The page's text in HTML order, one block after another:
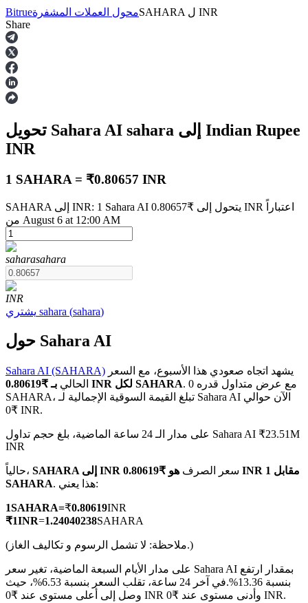
العقود الآجلة
العقود الآجلة USDT
العقود الآجلة لـ COIN-M
العقود الآجلة للعملات المشفرة
مشتقات الأسهم والعملات الأجنبية والمعادن الثمينة والسلع
Bitrueمحول العملات المشفرةSAHARA ل INR
Share
تحويل Sahara AI sahara
إلى Indian Rupee
INR
1 SAHARA = ₹0.80657 INR
SAHARA إلى INR: 1 Sahara AI يتحول إلى ₹0.80657 INR اعتباراً
من August 6 at 12:00 AM
saharasahara
INR
يشتري sahara (sahara)
حول Sahara AI
Sahara AI (SAHARA)
الحالي
بـ ₹0.80619 INR لكل SAHARA. مع عرض متداول قدره 0
SAHARA، تبلغ القيمة السوقية الإجمالية لـ Sahara AI الآن حوالي
₹0 INR.
على مدار الـ 24 ساعة الماضية، بلغ حجم تداول Sahara AI ₹23.51M
INR
حالياً، SAHARA إلى INR سعر الصرف
هو ₹0.80619 INR مقابل 1
SAHARA
. هذا يعني:
1SAHARA=₹0.80619INR
₹1INR=1.24040238SAHARA
(ملاحظة: لا تشمل الرسوم و تكاليف الغاز.)
على مدار الأيام السبعة الماضية، تغير سعر Sahara AI بمقدار ارتفع
بنسبة 13.36%.
في آخر 24 ساعة، تقلب السعر بنسبة 6.53%، حيث
وصل إلى أعلى مستوى عند ₹0 INR وأدنى مستوى عند ₹0 INR.